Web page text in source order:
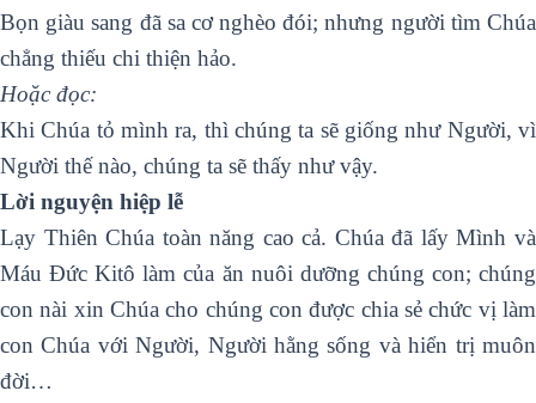
Bọn giàu sang đã sa cơ nghèo đói; nhưng người tìm Chúa
chẳng thiếu chi thiện hảo.
Hoặc đọc:
Khi Chúa tỏ mình ra, thì chúng ta sẽ giống như Người, vì
Người thế nào, chúng ta sẽ thấy như vậy.
Lời nguyện hiệp lễ
Lạy Thiên Chúa toàn năng cao cả. Chúa đã lấy Mình và
Máu Ðức Kitô làm của ăn nuôi dưỡng chúng con; chúng
con nài xin Chúa cho chúng con được chia sẻ chức vị làm
con Chúa với Người, Người hằng sống và hiển trị muôn
đời…